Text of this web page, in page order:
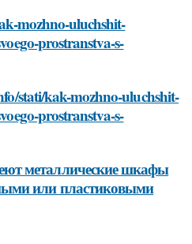
mozhno-uluchshit-
prostranstva-s-
stati/kak-mozhno-uluchshit-
prostranstva-s-
металлические шкафы
или пластиковыми